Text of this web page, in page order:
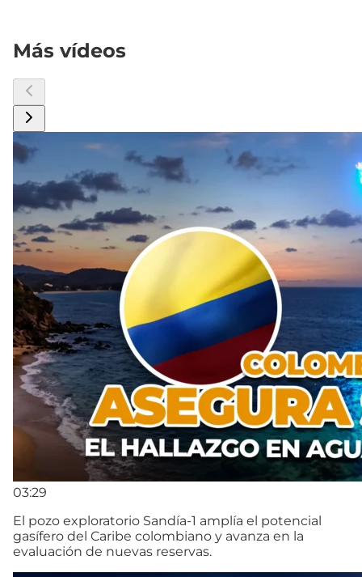
Más vídeos
03:29
El pozo exploratorio Sandía-1 amplía el potencial
gasífero del Caribe colombiano y avanza en la
evaluación de nuevas reservas.